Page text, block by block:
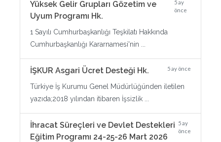
Yüksek Gelir Grupları Gözetim ve
Uyum Programı Hk.
5 ay
önce
1 Sayılı Cumhurbaşkanlığı Teşkilatı Hakkında
Cumhurbaşkanlığı Kararnamesi'nin ...
İŞKUR Asgari Ücret Desteği Hk. 5 ay önce
Türkiye İş Kurumu Genel Müdürlüğünden iletilen
yazıda;2018 yılından itibaren İşsizlik ...
İhracat Süreçleri ve Devlet Destekleri
Eğitim Programı 24-25-26 Mart 2026
5 ay
önce